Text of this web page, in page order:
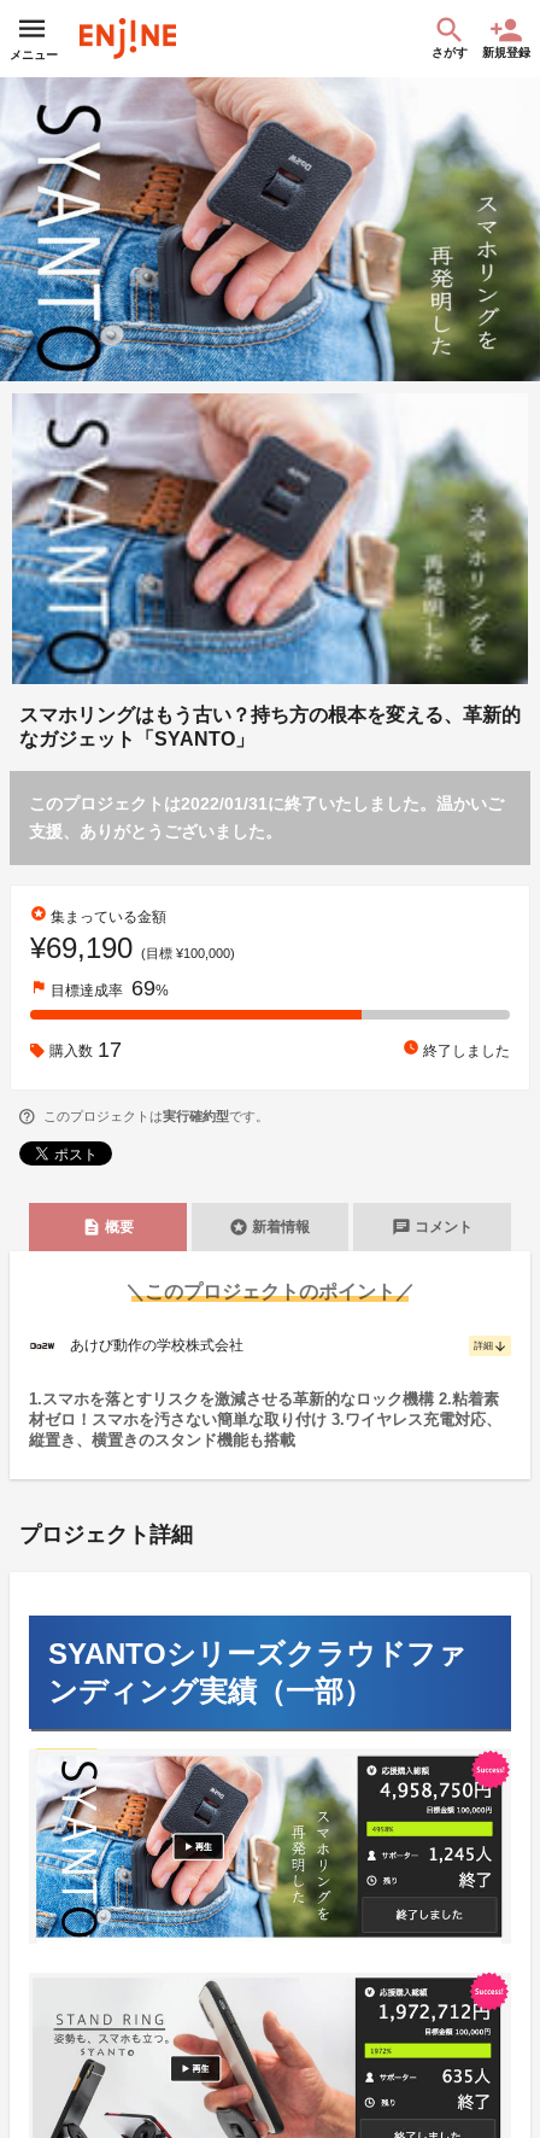
メニュー さがす 新規登録
スマホリングはもう古い？持ち方の根本を変える、革新的
なガジェット「SYANTO」
このプロジェクトは2022/01/31に終了いたしました。温かいご
支援、ありがとうございました。
stars 集まっている金額
¥69,190 (目標 ¥100,000)
flag 目標達成率 69%
購入数 17 watch_later 終了しました
このプロジェクトは実行確約型です。
description 概要 stars 新着情報 chat コメント
＼このプロジェクトのポイント／
あけび動作の学校株式会社 詳細 arrow_downward
1.スマホを落とすリスクを激減させる革新的なロック機構 2.粘着素
材ゼロ！スマホを汚さない簡単な取り付け 3.ワイヤレス充電対応、
縦置き、横置きのスタンド機能も搭載
プロジェクト詳細
SYANTOシリーズクラウドファ
ンディング実績（一部）